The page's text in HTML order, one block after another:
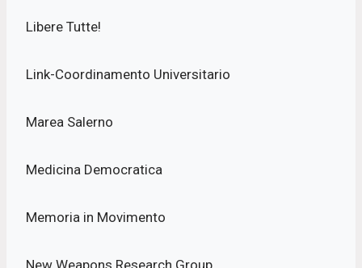
Libere Tutte!
Link-Coordinamento Universitario
Marea Salerno
Medicina Democratica
Memoria in Movimento